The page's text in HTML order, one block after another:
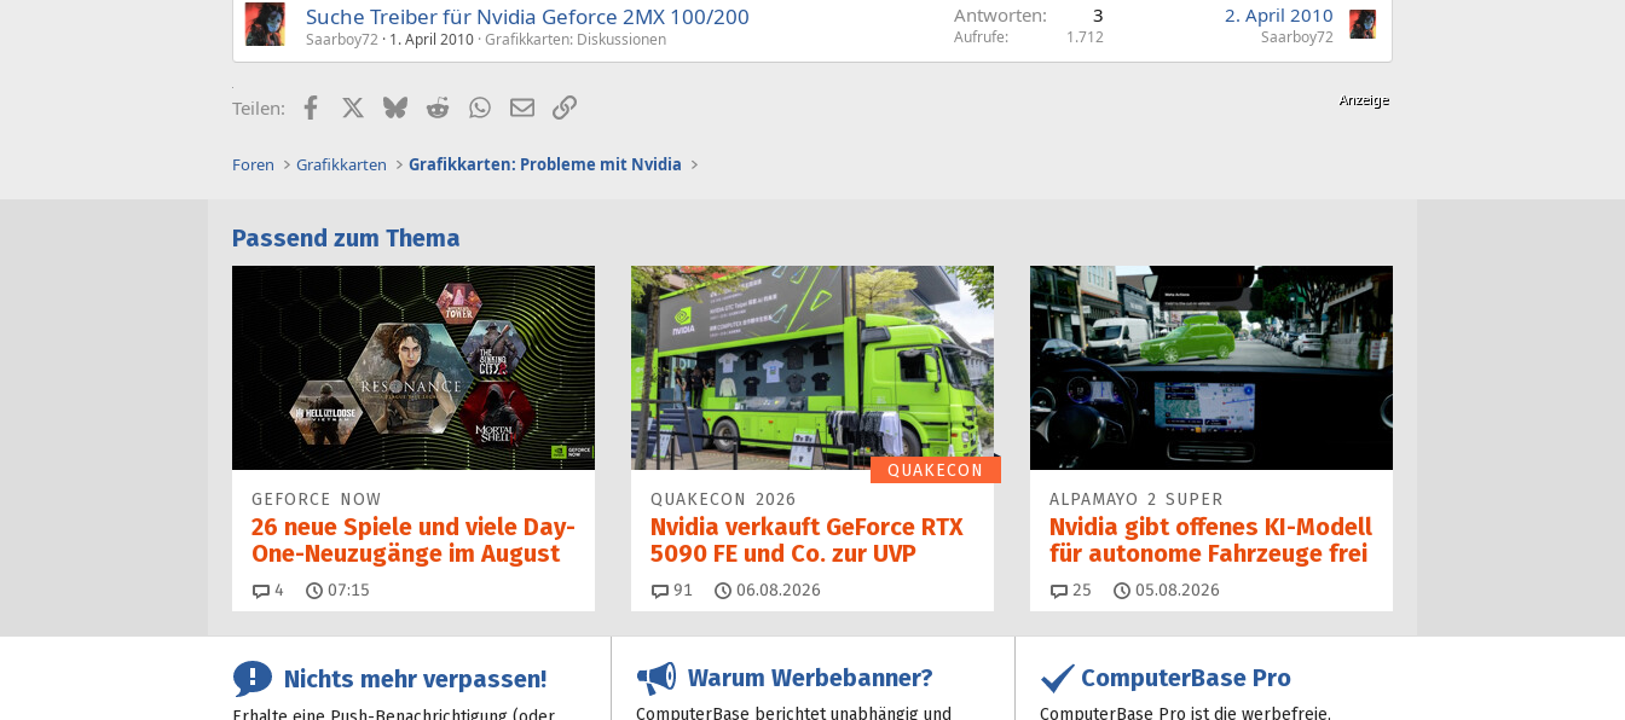
Suche Treiber für Nvidia Geforce 2MX 100/200
Saarboy72 1. April 2010 Grafikkarten: Diskussionen
Antworten 3
Aufrufe 1.712
2. April 2010
Saarboy72
Teilen: FacebookX (Twitter)
BlueskyRedditWhatsApp
E-MailLink
Foren Grafikkarten Grafikkarten: Probleme mit Nvidia
Passend zum Thema
GEFORCE NOW
26 neue Spiele und viele Day-
One-Neuzugänge im August
4 Kommentare
07:15
QUAKECON
QUAKECON 2026
Nvidia verkauft GeForce RTX
5090 FE und Co. zur UVP
91 Kommentare
06.08.2026
ALPAMAYO 2 SUPER
Nvidia gibt offenes KI-Modell
für autonome Fahrzeuge frei
25 Kommentare
05.08.2026
Nichts mehr verpassen! Warum Werbebanner?
ComputerBase berichtet unabhängig und
ComputerBase Pro
ComputerBase Pro ist die werbefreie,